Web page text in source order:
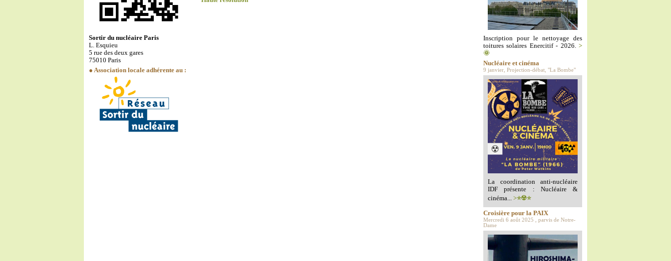
Sortir du nucléaire Paris
L. Esquieu
5 rue des deux gares
75010 Paris
● Association locale adhérente au :
Inscription pour le nettoyage des
toitures solaires Enercitif - 2026.>
🌞
Nucléaire et cinéma
9 janvier, Projection-débat, "La Bombe"
La coordination anti-nucléaire
IDF présente : Nucléaire &
cinéma... >⭐️☢️⭐️
Croisière pour la PAIX
Mercredi 6 août 2025 , parvis de Notre-
Dame